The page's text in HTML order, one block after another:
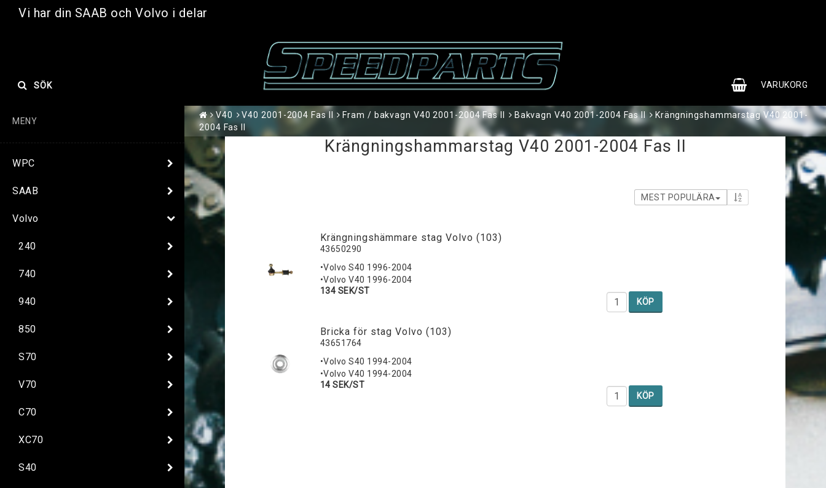
Vi har din SAAB och Volvo i delar
VARUKORG
SÖK
MENY
WPC
SAAB
Volvo
240
740
940
850
S70
V70
C70
XC70
S40
V40 V40 2001-2004 Fas II Fram / bakvagn V40 2001-2004 Fas II Bakvagn V40 2001-2004 Fas II
Krängningshammarstag V40 2001-
2004 Fas II
Krängningshammarstag V40 2001-2004 Fas II
MEST POPULÄRA
Krängningshämmare stag Volvo (103)
43650290
•Volvo S40 1996-2004
•Volvo V40 1996-2004
134 SEK/ST
KÖP
Bricka för stag Volvo (103)
43651764
•Volvo S40 1994-2004
•Volvo V40 1994-2004
14 SEK/ST
KÖP